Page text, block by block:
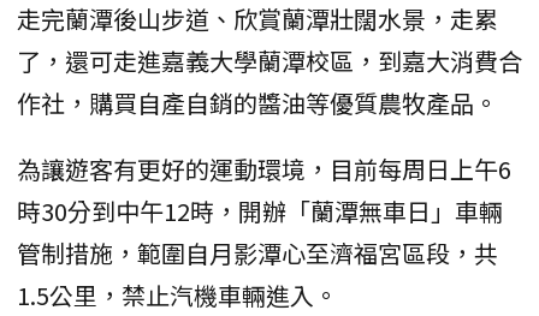
走完蘭潭後山步道、欣賞蘭潭壯闊水景，走累
了，還可走進嘉義大學蘭潭校區，到嘉大消費合
作社，購買自產自銷的醬油等優質農牧產品。
為讓遊客有更好的運動環境，目前每周日上午6
時30分到中午12時，開辦「蘭潭無車日」車輛
管制措施，範圍自月影潭心至濟福宮區段，共
1.5公里，禁止汽機車輛進入。